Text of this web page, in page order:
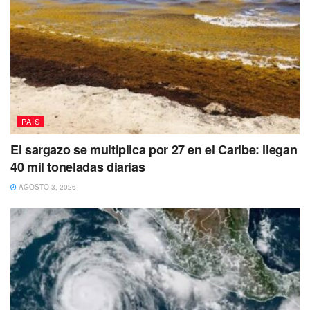
sobre la banqueta.
PAÍS
El sargazo se multiplica por 27 en el Caribe: llegan
40 mil toneladas diarias
AGOSTO 3, 2026